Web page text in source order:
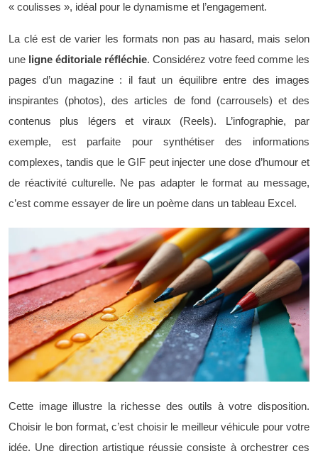
« coulisses », idéal pour le dynamisme et l’engagement.
La clé est de varier les formats non pas au hasard, mais selon
une ligne éditoriale réfléchie. Considérez votre feed comme les
pages d’un magazine : il faut un équilibre entre des images
inspirantes (photos), des articles de fond (carrousels) et des
contenus plus légers et viraux (Reels). L’infographie, par
exemple, est parfaite pour synthétiser des informations
complexes, tandis que le GIF peut injecter une dose d’humour et
de réactivité culturelle. Ne pas adapter le format au message,
c’est comme essayer de lire un poème dans un tableau Excel.
Cette image illustre la richesse des outils à votre disposition.
Choisir le bon format, c’est choisir le meilleur véhicule pour votre
idée. Une direction artistique réussie consiste à orchestrer ces